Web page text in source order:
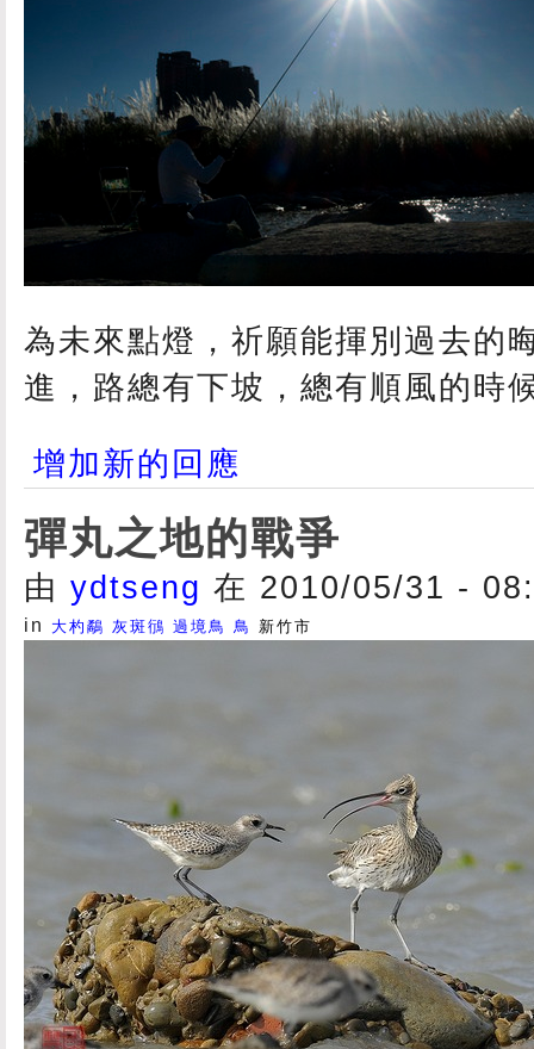
為未來點燈，祈願能揮別過去的
進，路總有下坡，總有順風的時
增加新的回應
彈丸之地的戰爭
由 ydtseng 在 2010/05/31 -
in 大杓鷸 灰斑鴴 過境鳥 鳥 新竹市